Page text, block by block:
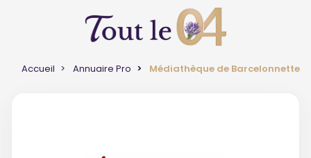
Accueil Annuaire Pro Médiathèque de Barcelonnette